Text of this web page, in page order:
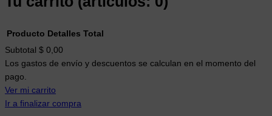
Productos
del
carrito
Producto Detalles Total
Subtotal $ 0,00
Los gastos de envío y descuentos se calculan en el momento del
pago.
Ver mi carrito
Ir a finalizar compra